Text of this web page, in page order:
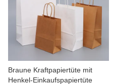
DER FALL
FABRIK
KONTAKTIERE UNS
Braune Kraftpapiertüte mit
Henkel-Einkaufspapiertüte